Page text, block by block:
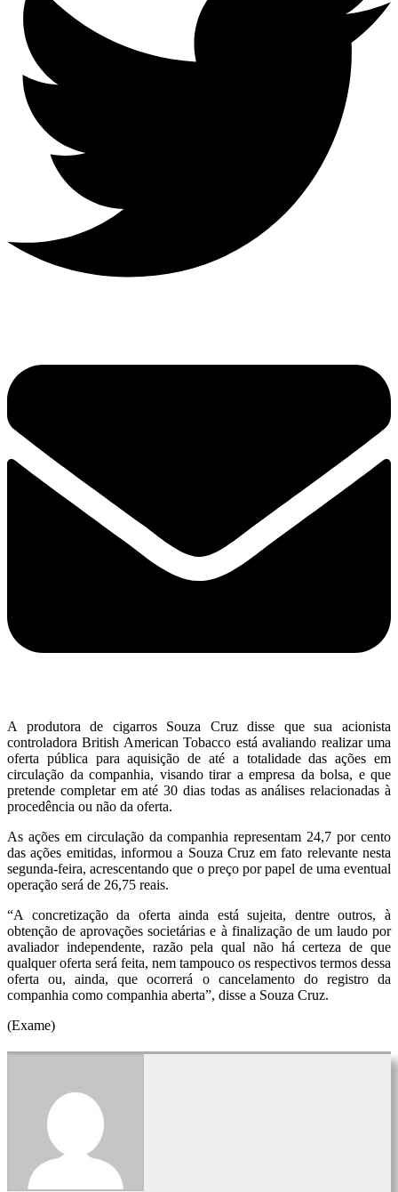
A produtora de cigarros Souza Cruz disse que sua acionista
controladora British American Tobacco está avaliando realizar uma
oferta pública para aquisição de até a totalidade das ações em
circulação da companhia, visando tirar a empresa da bolsa, e que
pretende completar em até 30 dias todas as análises relacionadas à
procedência ou não da oferta.
As ações em circulação da companhia representam 24,7 por cento
das ações emitidas, informou a Souza Cruz em fato relevante nesta
segunda-feira, acrescentando que o preço por papel de uma eventual
operação será de 26,75 reais.
“A concretização da oferta ainda está sujeita, dentre outros, à
obtenção de aprovações societárias e à finalização de um laudo por
avaliador independente, razão pela qual não há certeza de que
qualquer oferta será feita, nem tampouco os respectivos termos dessa
oferta ou, ainda, que ocorrerá o cancelamento do registro da
companhia como companhia aberta”, disse a Souza Cruz.
(Exame)